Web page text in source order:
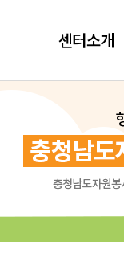
센터소개